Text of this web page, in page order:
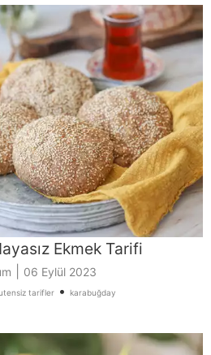
Ekmek Tarifi
06 Eylül 2023
tarifler • karabuğday